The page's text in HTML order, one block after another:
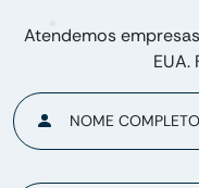
Atendemos
EUA.
NOME COMPLETO